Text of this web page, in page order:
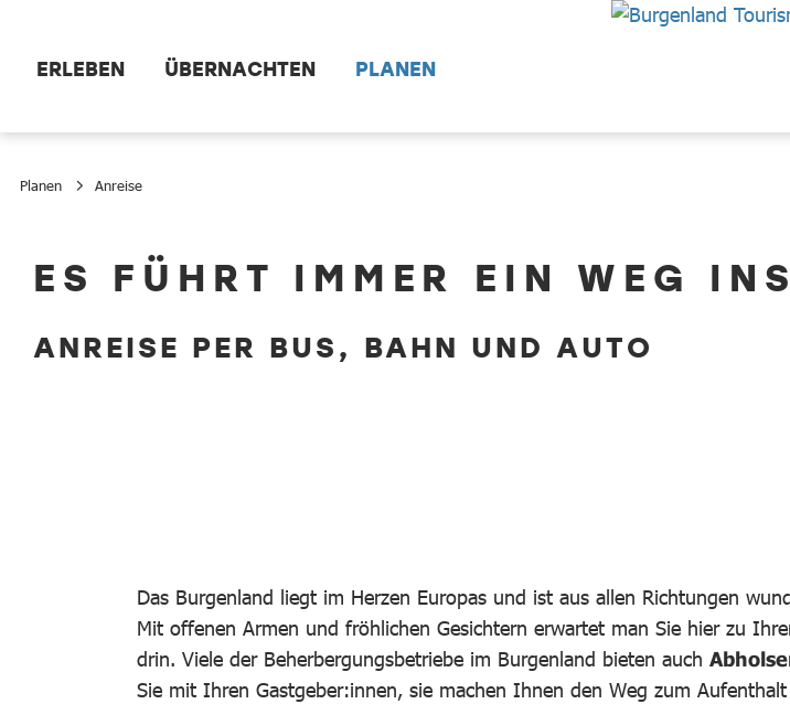
ERLEBEN ÜBERNACHTEN PLANEN
Planen Anreise
AnreiseES FÜHRT IMMER EIN WEG
ANREISE PER BUS, BAHN UND AUTO
Das Burgenland liegt im Herzen Europas und ist aus allen Richtungen
Mit offenen Armen und fröhlichen Gesichtern erwartet man Sie hier zu
drin. Viele der Beherbergungsbetriebe im Burgenland bieten auch
Sie mit Ihren Gastgeber:innen, sie machen Ihnen den Weg zum